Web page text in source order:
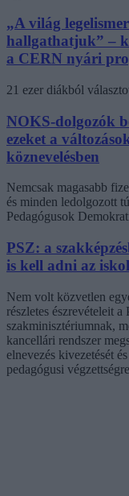
„A világ
hallgathatjuk” –
a CERN nyári
21 ezer diákból
NOKS-dolgozók
ezeket a
köznevelésben
Nemcsak magasabb
és minden ledolgozott
Pedagógusok
PSZ: a
is kell adni az
Nem volt közvetlen
részletes észrevételeit
szakminisztériumnak,
kancellári rendszer
elnevezés kivezetését
pedagógusi